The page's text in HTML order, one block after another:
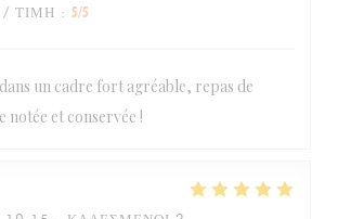
/ ΤΙΜΉ : 5/5
un cadre fort agréable, repas de
notée et conservée !